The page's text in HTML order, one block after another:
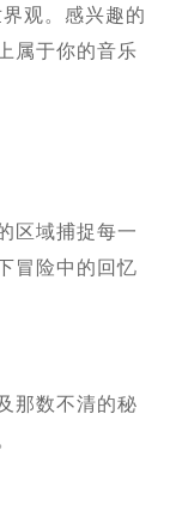
观。感兴趣的
属于你的音乐
区域捕捉每一
冒险中的回忆
那数不清的秘